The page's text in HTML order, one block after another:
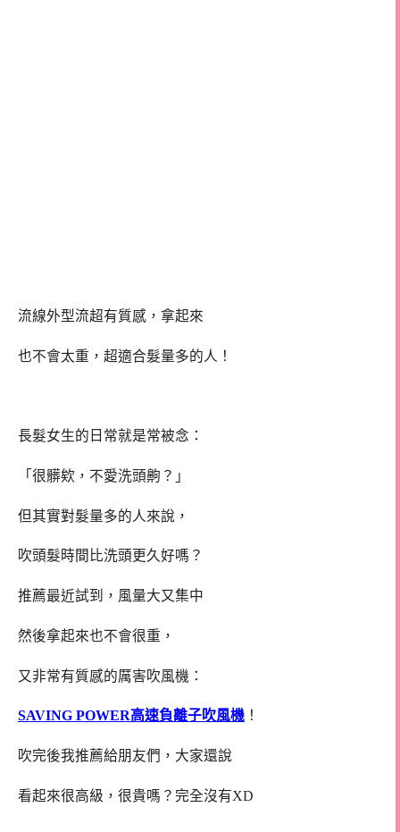
流線外型流超有質感，拿起來
也不會太重，超適合髮量多的人！
長髮女生的日常就是常被念：
「很髒欸，不愛洗頭齁？」
但其實對髮量多的人來說，
吹頭髮時間比洗頭更久好嗎？
推薦最近試到，風量大又集中
然後拿起來也不會很重，
又非常有質感的厲害吹風機：
SAVING POWER高速負離子吹風機 ！
吹完後我推薦給朋友們，大家還說
看起來很高級，很貴嗎？完全沒有XD